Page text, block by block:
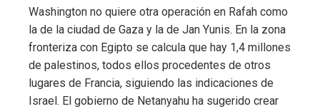
Washington no quiere otra operación en Rafah como
la de la ciudad de Gaza y la de Jan Yunis. En la zona
fronteriza con Egipto se calcula que hay 1,4 millones
de palestinos, todos ellos procedentes de otros
lugares de Francia, siguiendo las indicaciones de
Israel. El gobierno de Netanyahu ha sugerido crear